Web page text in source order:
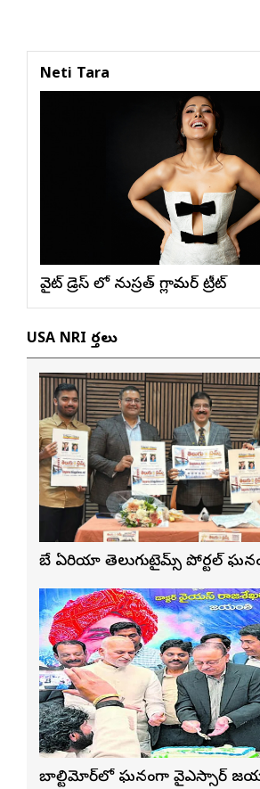
Neti Tara
వైట్ డ్రెస్ లో నుస్ర‌త్ గ్లామ‌ర్ ట్రీట్
USA NRI వార్తలు
బే ఏరియా తెలుగుటైమ్స్ పోర్టల్
బాల్టిమోర్‌లో ఘనంగా వైఎస్సార్‌